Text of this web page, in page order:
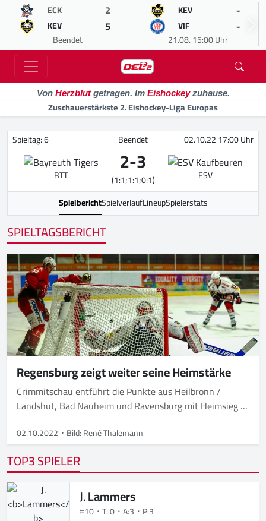
ECK 2
KEV 5
Beendet
KEV -
VIF -
21.08. 15:00 Uhr
Von Herzblutgetragen. Im Eishockeyzuhause.
Zuschauerstärkste 2. Eishockey-Liga Europas
Spieltag: 6 Beendet 02.10.22 17:00 Uhr
BTT 2-3
(1:1;1:1;0:1)
ESV
SpielberichtSpielverlaufLineupSpielerstats
SPIELTAGSBERICHT
Regensburg zeigt weiter seine Heimstärke
Crimmitschau entführt die Punkte aus Heilbronn /
Landshut, Bad Nauheim und Ravensburg mit Heimsieg /
Krefeld
02.10.2022 Bild: René Thalemann
TOP3 SPIELER
J.Lammers
#10 T: 0 A:3 P:3